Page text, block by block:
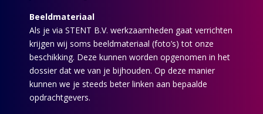
Beeldmateriaal
Als je via STENT B.V. werkzaamheden gaat verrichten
krijgen wij soms beeldmateriaal (foto’s) tot onze
beschikking. Deze kunnen worden opgenomen in het
dossier dat we van je bijhouden. Op deze manier
kunnen we je steeds beter linken aan bepaalde
opdrachtgevers.